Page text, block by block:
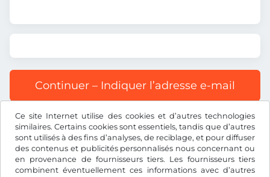
Ce site Internet utilise des cookies et d’autres technologies
similaires. Certains cookies sont essentiels, tandis que d’autres
sont utilisés à des fins d’analyses, de reciblage, et pour diffuser
des contenus et publicités personnalisés nous concernant ou
en provenance de fournisseurs tiers. Les fournisseurs tiers
combinent éventuellement ces informations avec d’autres
Continuer – Indiquer l’adresse e-mail
Tous les prix s’entendent TVA incluse.